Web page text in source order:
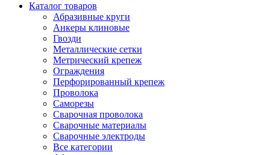
Каталог товаров
Абразивные круги
Анкеры клиновые
Гвозди
Металлические сетки
Метрический крепеж
Ограждения
Перфорированный крепеж
Проволока
Саморезы
Сварочная проволока
Сварочные материалы
Сварочные электроды
Все категории